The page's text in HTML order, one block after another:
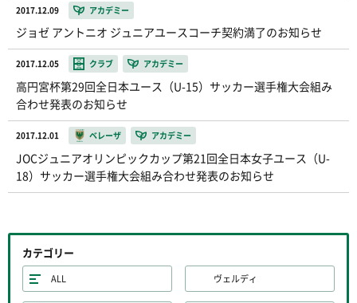
2017.12.09 アカデミー
ジョゼ アントニオ ジュニアユースコーチ契約満了のお知らせ
2017.12.05 クラブ アカデミー
高円宮杯第29回全日本ユース（U-15）サッカー選手権大会組み
合わせ発表のお知らせ
2017.12.01 ベレーザ アカデミー
JOCジュニアオリンピックカップ第21回全日本女子ユース（U-
18）サッカー選手権大会組み合わせ発表のお知らせ
カテゴリー
ALL ヴェルディ